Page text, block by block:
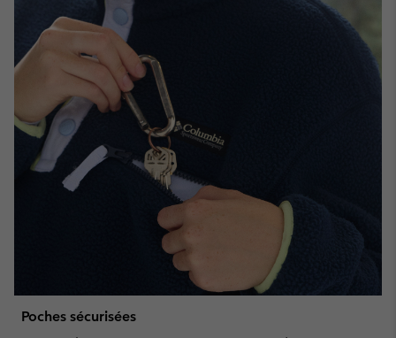
Poches sécurisées